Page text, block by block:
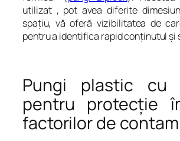
utilizat , pot avea diferite
spaţiu, vă oferă vizibilitatea de
pentru a identifica rapid conţinutul şi
Pungi plastic cu
pentru protecţie
factorilor de